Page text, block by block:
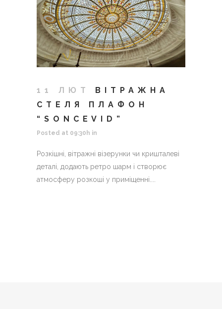
11 ЛЮТ
ВІТРАЖНА
СТЕЛЯ ПЛАФОН
“SONCEVID”
Posted at 09:30h in
Розкішні, вітражні візерунки чи кришталеві
деталі, додають ретро шарм і створює
атмосферу розкоші у приміщенні....